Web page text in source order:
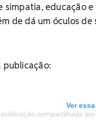
simpatia, educação e
de dá um óculos
publicação:
Ver
publicação compartilhada